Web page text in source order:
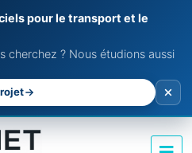
pour le transport et le
cherchez ? Nous étudions aussi